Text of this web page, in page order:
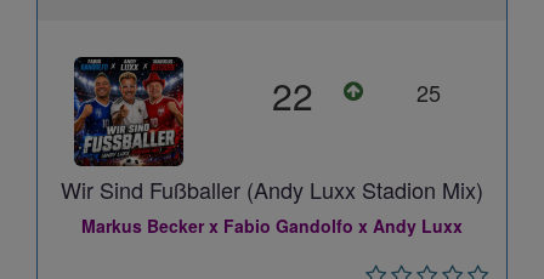
22 25
Wir Sind Fußballer (Andy Luxx Stadion Mix)
Markus Becker x Fabio Gandolfo x Andy Luxx